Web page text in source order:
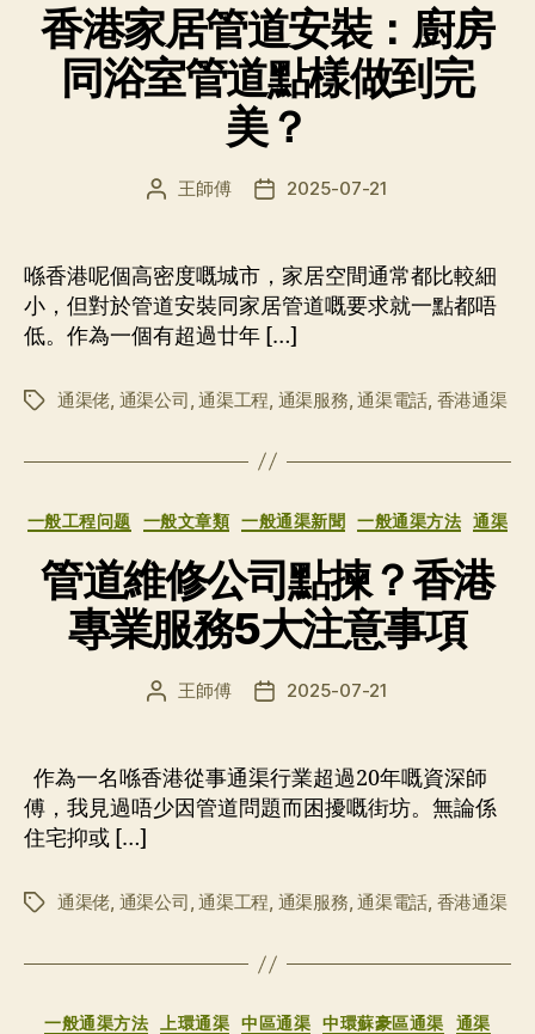
香港家居管道安裝：廚房
同浴室管道點樣做到完
美？
文
者
王師傅
发 2025-07-21
喺香港呢個高密度嘅城市，家居空間通常都比較細
小，但對於管道安裝同家居管道嘅要求就一點都唔
低。作為一個有超過廿年 […]
标
通渠佬 通渠公司 ,通渠工程 通渠服務 ,通渠電話 香港通渠
分
一般工程问题 一般文章類 一般通渠新聞 一般通渠方法 通渠
管道維修公司點揀？香港
專業服務5大注意事項
文
者
王師傅
发
期
2025-07-21
作為一名喺香港從事通渠行業超過20年嘅資深師
傅，我見過唔少因管道問題而困擾嘅街坊。無論係
住宅抑或 […]
标
通渠佬, 通渠公司,通渠工程, 通渠服務,通渠電話, 香港通渠
分
一般通渠方法 上環通渠 中區通渠 中環蘇豪區通渠 通渠